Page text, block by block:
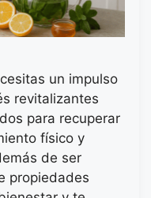
un impulso
revitalizantes
para recuperar
físico y
de ser
propiedades